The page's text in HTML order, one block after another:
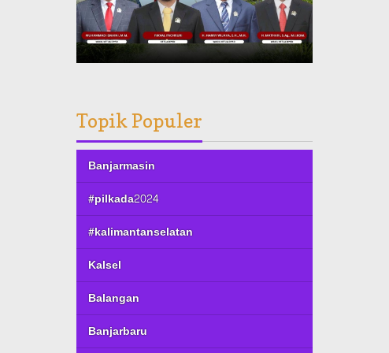
Topik Populer
Banjarmasin
#pilkada2024
#kalimantanselatan
Kalsel
Balangan
Banjarbaru